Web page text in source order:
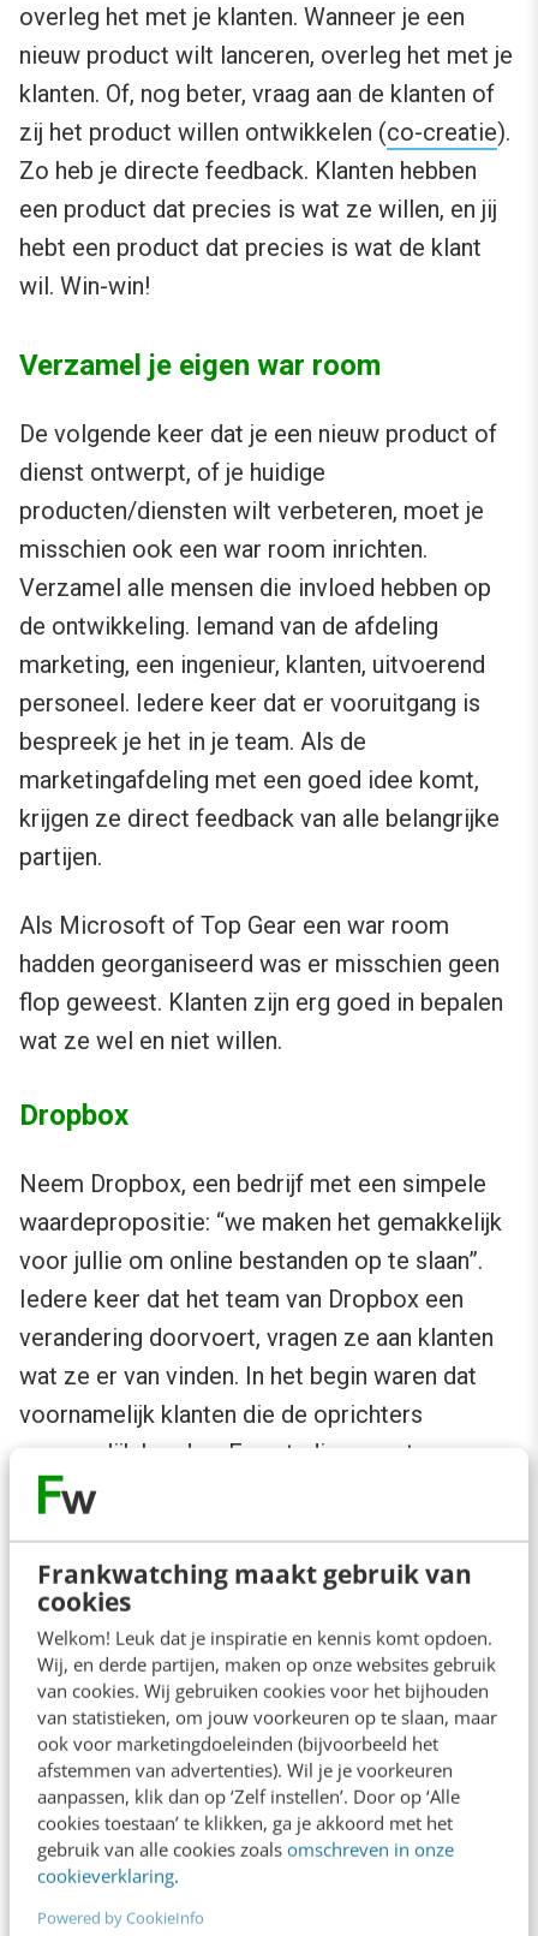
Frankwatching maakt gebruik van
cookies
Welkom! Leuk dat je inspiratie en kennis komt opdoen.
Wij, en derde partijen, maken op onze websites gebruik
van cookies. Wij gebruiken cookies voor het bijhouden
van statistieken, om jouw voorkeuren op te slaan, maar
ook voor marketingdoeleinden (bijvoorbeeld het
afstemmen van advertenties). Wil je je voorkeuren
aanpassen, klik dan op ‘Zelf instellen’. Door op ‘Alle
cookies toestaan’ te klikken, ga je akkoord met het
gebruik van alle cookies zoals omschreven in onze
cookieverklaring.
Powered by CookieInfo
overleg het met je klanten. Wanneer je een
nieuw product wilt lanceren, overleg het met je
klanten. Of, nog beter, vraag aan de klanten of
zij het product willen ontwikkelen (co-creatie).
Zo heb je directe feedback. Klanten hebben
een product dat precies is wat ze willen, en jij
hebt een product dat precies is wat de klant
wil. Win-win!
Verzamel je eigen war room
De volgende keer dat je een nieuw product of
dienst ontwerpt, of je huidige
producten/diensten wilt verbeteren, moet je
misschien ook een war room inrichten.
Verzamel alle mensen die invloed hebben op
de ontwikkeling. Iemand van de afdeling
marketing, een ingenieur, klanten, uitvoerend
personeel. Iedere keer dat er vooruitgang is
bespreek je het in je team. Als de
marketingafdeling met een goed idee komt,
krijgen ze direct feedback van alle belangrijke
partijen.
Als Microsoft of Top Gear een war room
hadden georganiseerd was er misschien geen
flop geweest. Klanten zijn erg goed in bepalen
wat ze wel en niet willen.
Dropbox
Neem Dropbox, een bedrijf met een simpele
waardepropositie: “we maken het gemakkelijk
voor jullie om online bestanden op te slaan”.
Iedere keer dat het team van Dropbox een
verandering doorvoert, vragen ze aan klanten
wat ze er van vinden. In het begin waren dat
voornamelijk klanten die de oprichters
persoonlijk kenden. Een studiegenoot, een
broer, een neef, een oud-collega. Naarmate ze
proefpersonen nodig hadden), boden ze
korting en extra opslag aan in ruil voor de
mening van de klant.
Virgin Atlantic
Virgin Atlantic vraagt ook om feedback van
klanten. In de jonge jaren belde de CEO, Richard
Branson, klanten op om te vragen hoe de vlucht
beviel. Wat vonden ze van het eten? Was de